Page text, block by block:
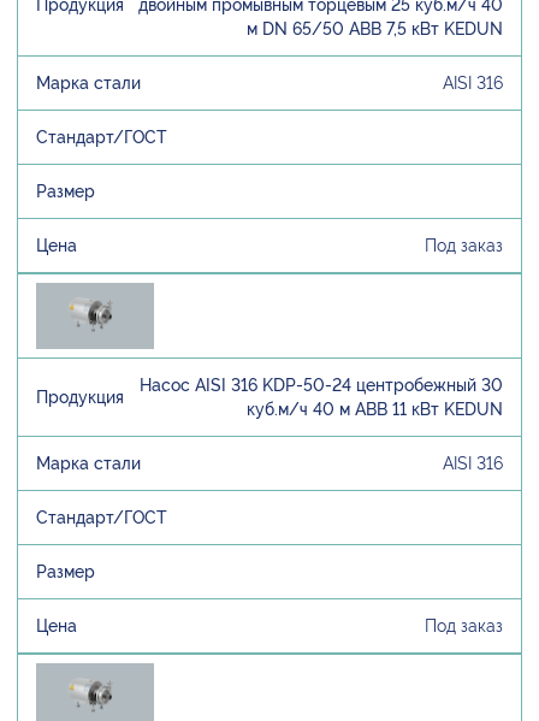
двойным промывным торцевым 25 куб.м/ч 40
м DN 65/50 ABB 7,5 кВт KEDUN
AISI 316
Под заказ
Насос AISI 316 KDP-50-24 центробежный 30
куб.м/ч 40 м ABB 11 кВт KEDUN
AISI 316
Под заказ